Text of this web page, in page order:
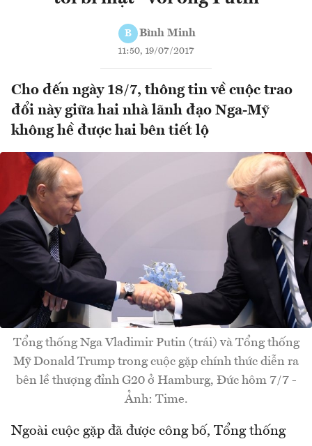
B Bình Minh
11:50, 19/07/2017
Cho đến ngày 18/7, thông tin về cuộc trao
đổi này giữa hai nhà lãnh đạo Nga-Mỹ
không hề được hai bên tiết lộ
Tổng thống Nga Vladimir Putin (trái) và Tổng thống
Mỹ Donald Trump trong cuộc gặp chính thức diễn ra
bên lề thượng đỉnh G20 ở Hamburg, Đức hôm 7/7 -
Ảnh: Time.
Ngoài cuộc gặp đã được công bố, Tổng thống